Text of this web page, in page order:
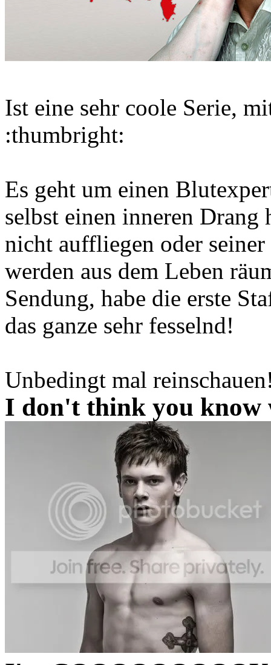
Ist eine sehr coole Serie,
:thumbright:
Es geht um einen
selbst einen inneren Drang
nicht auffliegen oder
werden aus dem Leben
Sendung, habe die erste
das ganze sehr fesselnd!
Unbedingt mal
I don't think you know